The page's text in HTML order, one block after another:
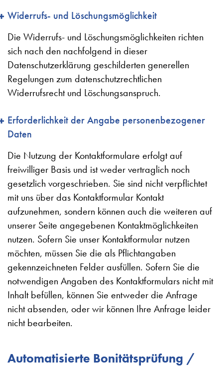
Widerrufs- und Löschungsmöglichkeit
Die Widerrufs- und Löschungsmöglichkeiten richten
sich nach den nachfolgend in dieser
Datenschutzerklärung geschilderten generellen
Regelungen zum datenschutzrechtlichen
Widerrufsrecht und Löschungsanspruch.
Erforderlichkeit der Angabe personenbezogener
Daten
Die Nutzung der Kontaktformulare erfolgt auf
freiwilliger Basis und ist weder vertraglich noch
gesetzlich vorgeschrieben. Sie sind nicht verpflichtet
mit uns über das Kontaktformular Kontakt
aufzunehmen, sondern können auch die weiteren auf
unserer Seite angegebenen Kontaktmöglichkeiten
nutzen. Sofern Sie unser Kontaktformular nutzen
möchten, müssen Sie die als Pflichtangaben
gekennzeichneten Felder ausfüllen. Sofern Sie die
notwendigen Angaben des Kontaktformulars nicht mit
Inhalt befüllen, können Sie entweder die Anfrage
nicht absenden, oder wir können Ihre Anfrage leider
nicht bearbeiten.
Automatisierte Bonitätsprüfung /